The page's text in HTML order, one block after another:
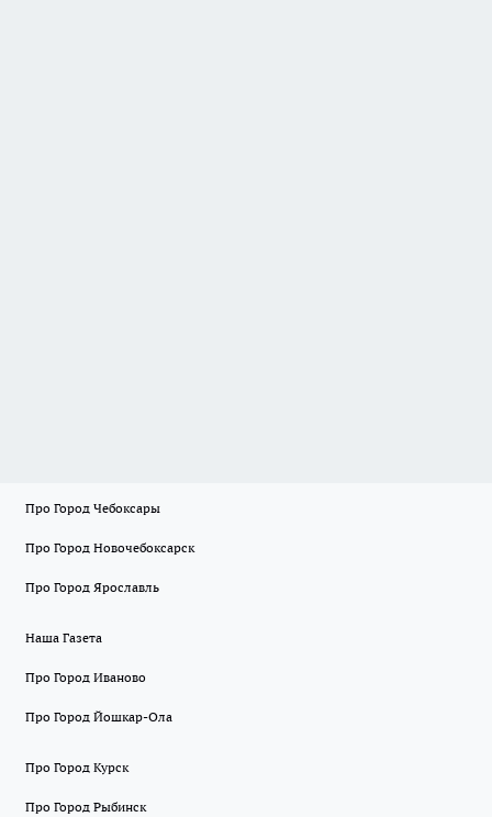
Про Город Чебоксары
Про Город Новочебоксарск
Про Город Ярославль
Наша Газета
Про Город Иваново
Про Город Йошкар-Ола
Про Город Курск
Про Город Рыбинск